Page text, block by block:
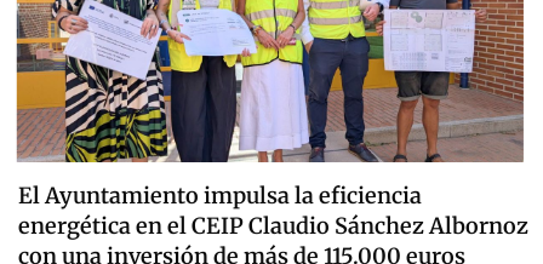
El Ayuntamiento impulsa la eficiencia
energética en el CEIP Claudio Sánchez Albornoz
con una inversión de más de 115.000 euros